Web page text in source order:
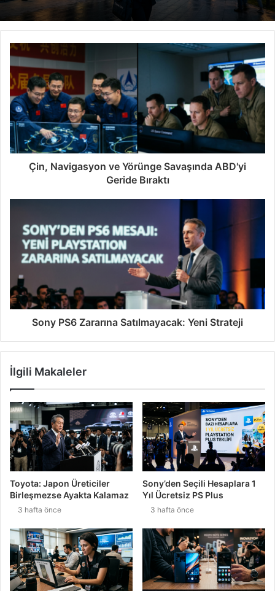
Çin, Navigasyon ve Yörünge Savaşında ABD'yi
Geride Bıraktı
Sony PS6 Zararına Satılmayacak: Yeni Strateji
İlgili Makaleler
Toyota: Japon Üreticiler
Birleşmezse Ayakta Kalamaz
3 hafta önce
Sony’den Seçili Hesaplara 1
Yıl Ücretsiz PS Plus
3 hafta önce